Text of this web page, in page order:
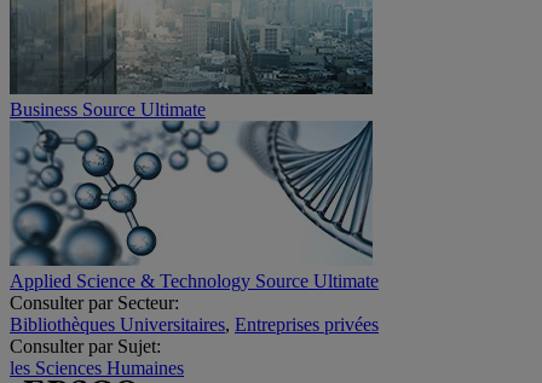
Business Source Ultimate
Applied Science & Technology Source Ultimate
Consulter par Secteur:
Bibliothèques Universitaires, Entreprises privées
Consulter par Sujet:
les Sciences Humaines